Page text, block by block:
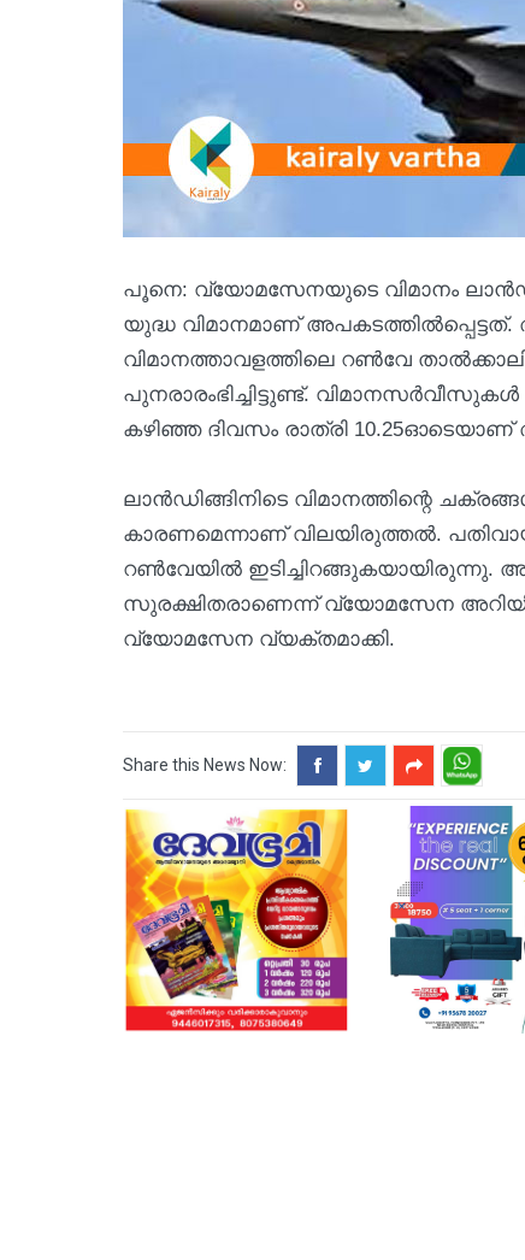
പൂനെ: വ്യോമസേനയുടെ വിമാനം
യുദ്ധ വിമാനമാണ്
വിമാനത്താവളത്തിലെ റണ്‍വേ
പുനരാരംഭിച്ചിട്ടുണ്ട്.
കഴിഞ്ഞ ദിവസം രാത്രി
ലാന്‍ഡിങ്ങിനിടെ വിമാനത്തിന്റെ
കാരണമെന്നാണ് വിലയിരുത്തല്‍.
റണ്‍വേയില്‍ ഇടിച്ചിറങ്ങുകയായിരുന്നു.
സുരക്ഷിതരാണെന്ന് വ്യോമസേന
വ്യോമസേന വ്യക്തമാക്കി.
Share this News Now: